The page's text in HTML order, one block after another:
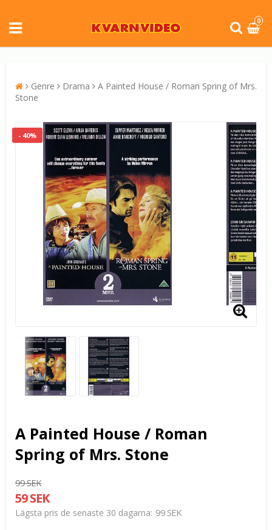
0
Genre Drama
A Painted House / Roman Spring of Mrs.
Stone
- 40%
A Painted House / Roman
Spring of Mrs. Stone
99 SEK
59 SEK
Lägsta pris de senaste 30 dagarna 99 SEK